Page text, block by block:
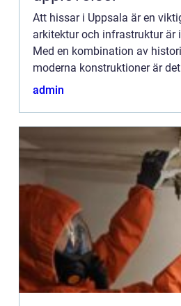
Att hissar i Uppsala är en
arkitektur och infrastruktur är
Med en kombination av
moderna konstruktioner är
säkerställa att alla fastighete...
admin